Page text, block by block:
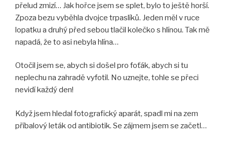
přelud zmizí… Jak hořce jsem se splet, bylo to ještě horší.
Zpoza bezu vyběhla dvojce trpaslíků. Jeden měl v ruce
lopatku a druhý před sebou tlačil kolečko s hlínou. Tak mě
napadá, že to asi nebyla hlína…
Otočil jsem se, abych si došel pro foťák, abych si tu
neplechu na zahradě vyfotil. No uznejte, tohle se přeci
nevidí každý den!
Když jsem hledal fotografický aparát, spadl mi na zem
příbalový leták od antibiotik. Se zájmem jsem se začetl…